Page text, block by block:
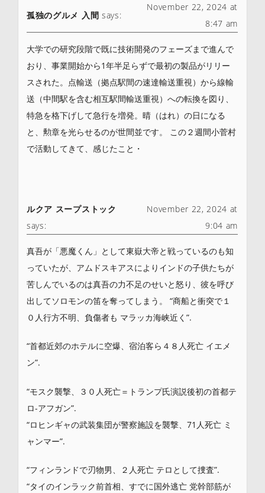
孤独のグルメ 入間 says:
November 22, 2024 at
8:47 am
大学での研究段階で既に技術開発のフェーズまで進んで
おり、事業開始から1年半足らずで最初の製品がリリー
スされた。点輸送（拠点駅間の速達輸送重視）から線輸
送（中間駅を含む相互駅間輸送重視）への転換を図り、
特急を格下げして急行を増発。晴（はれ）の日になる
と、勲章を光らせるのが世間並です。 この２週間小菅村
で活動してきて、感じたこと・
ルクア スープストック
says:
November 22, 2024 at
9:04 am
真吾が「悪魔くん」として東嶽大帝と戦っているのも知
っていたが、アムドスキアスによりインドの子供たちが
苦しんでいるのは真吾の力不足のせいと怒り、彼を呼び
出してソロモンの笛を奪ってしまう。 “商船と衝突で１
０人行方不明、負傷者も マラッカ海峡近く”.
“首都近郊のホテルに空爆、宿泊客ら４８人死亡 イエメ
ン”.
“モスク襲撃、３０人死亡＝トランプ氏演説後初の首都テ
ロ-アフガン”.
“ロヒンギャの武装集団が警察施設を襲撃、71人死亡 ミ
ャンマー”.
“フィンランドで刃物男、２人死亡 テロとして捜査”.
“タイのインラック前首相、すでに国外逃亡 党幹部筋が